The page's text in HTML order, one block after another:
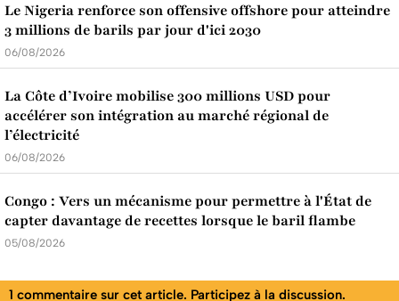
Le Nigeria renforce son offensive offshore pour atteindre
3 millions de barils par jour d'ici 2030
06/08/2026
La Côte d’Ivoire mobilise 300 millions USD pour
accélérer son intégration au marché régional de
l’électricité
06/08/2026
Congo : Vers un mécanisme pour permettre à l'État de
capter davantage de recettes lorsque le baril flambe
05/08/2026
1 commentaire sur cet article. Participez à la discussion.